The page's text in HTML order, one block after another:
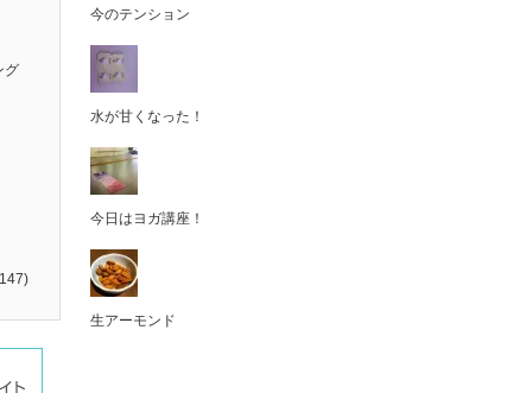
グ
今のテンション
水が甘くなった！
今日はヨガ講座！
生アーモンド